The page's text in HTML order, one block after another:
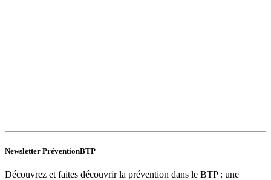
Newsletter PréventionBTP
Découvrez et faites découvrir la prévention dans le BTP : une